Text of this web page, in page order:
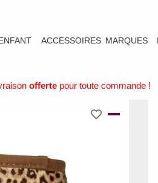
ACCESSOIRES MARQUES
offerte pour toute commande !